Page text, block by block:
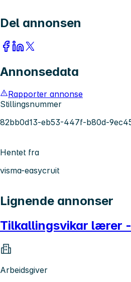
Del annonsen
Annonsedata
Rapporter annonse
Stillingsnummer
82bb0d13-eb53-447f-b80d-
Hentet fra
visma-easycruit
Lignende annonser
Tilkallingsvikar lærer
Arbeidsgiver